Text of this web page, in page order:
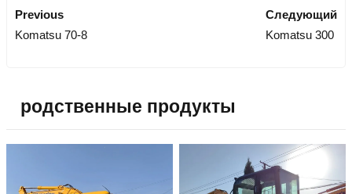
Previous
Komatsu 70-8
Следующий
Komatsu 300
родственные продукты